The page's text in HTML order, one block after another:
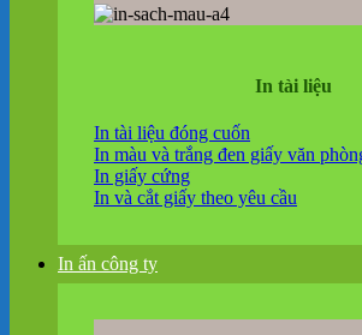
In tài liệu
In tài liệu đóng cuốn
In màu và trắng đen giấy văn
In giấy cứng
In và cắt giấy theo yêu cầu
In ấn công ty